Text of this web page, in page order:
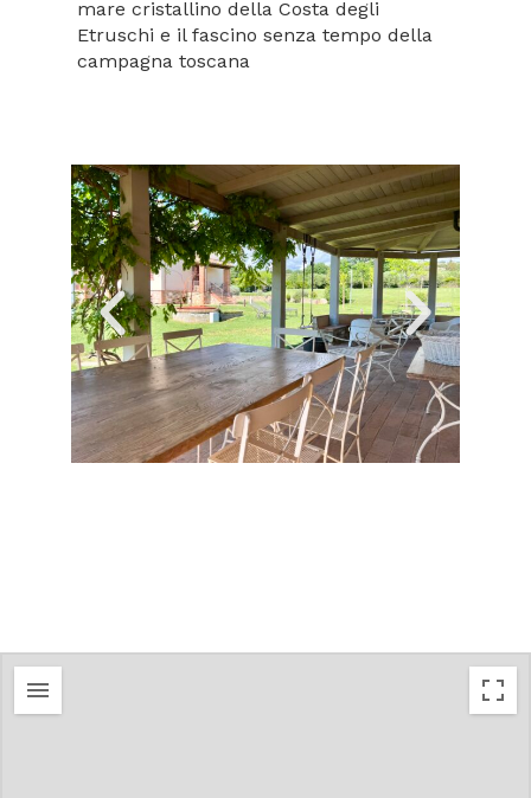
mare cristallino della Costa degli
Etruschi e il fascino senza tempo della
campagna toscana